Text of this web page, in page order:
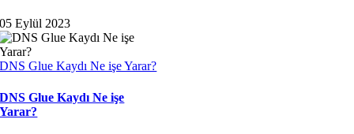
05 Eylül 2023
DNS Glue Kaydı Ne işe Yarar?
DNS Glue Kaydı Ne işe
Yarar?